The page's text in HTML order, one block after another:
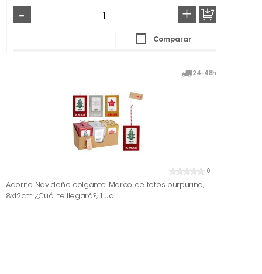
- +
Comparar
24-48h
0
Adorno Navideño colgante: Marco de fotos purpurina,
8x12cm ¿Cuál te llegará?, 1 ud